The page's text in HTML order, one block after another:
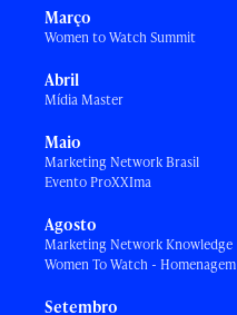
Março
Women to Watch Summit
Abril
Mídia Master
Maio
Marketing Network Brasil
Evento ProXXIma
Agosto
Marketing Network Knowledge
Women To Watch - Homenagem
Setembro